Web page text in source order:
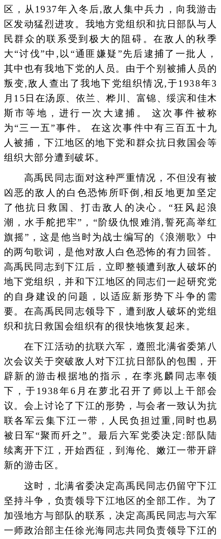
区，从1937年入冬后,敌人集中兵力，向我游击
区发动猛烈进攻。我地方党组织和抗日部队与人
民群众的联系受到极大的阻碍。在敌人的秋季
大“讨伐”中,以“通匪嫌疑”先后逮捕了一批人，
其中也有我地下党的人员。由于个别被捕人员的
叛变,敌人查出了我地下党组织情况,于1938年3
月15日在汤原、依兰、桦川、富锦、绥滨和佳木
斯市等地，进行一次大逮捕。 这次事件被称
为“三一五”事件。 在这次事件中有三百五十九
人被捕，下江地区的地下党和群众抗日救国会等
组织大部分遭到破坏。
高禹民同志面对这种严重情况，不但没有被
凶恶的敌人的白色恐怖所吓倒,相反地更加坚定
了他抗日救国、打击敌人的决心。“狂风起浪
潮，水手舵把牢”，“阶级仇恨难消,誓死高举红
旗摇”，这是他当时为战士编写的《浪潮歌》中
的两句歌词，是他对敌人白色恐怖的有力回答。
高禹民同志到下江后，立即整顿遭到敌人破坏的
地下党组织，并和下江地区的同志们一起研究党
的自身建设的问题，以适应新形势下斗争的需
要。在高禹民同志领导下，遭到敌人破坏的党组
织和抗日救国会组织有的很快地恢复起来。
在下江活动的抗联六军，遵照北满省委第八
次会议关于突破敌人对下江抗日部队的包围，开
辟新的游击根据地的指示，在李兆麟同志率领
下，于1938年6月在萝北召开了师以上干部会
议。会上讨论了下江的形势，与会者一致认为抗
联各军云集下江一带，人民负担过重,同时也易
被日军“聚而歼之”。最后六军党委决定:部队陆
续离开下江，开始西征，到海伦、嫩江一带开辟
新的游击区。
这时，北满省委决定高禹民同志仍留守下江
坚持斗争，负责领导下江地区的全部工作。为了
加强地方与部队的联系，决定高禹民同志与六军
一师政治部主任徐光海同志共同负责领导下江的